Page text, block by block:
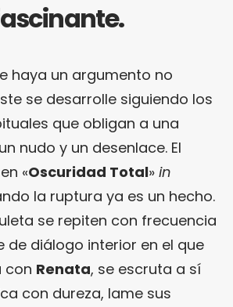
haya un argumento no
se desarrolle siguiendo los
que obligan a una
nudo y un desenlace. El
«Oscuridad Total» in
la ruptura ya es un hecho.
se repiten con frecuencia
de diálogo interior en el que
con Renata, se escruta a sí
con dureza, lame sus